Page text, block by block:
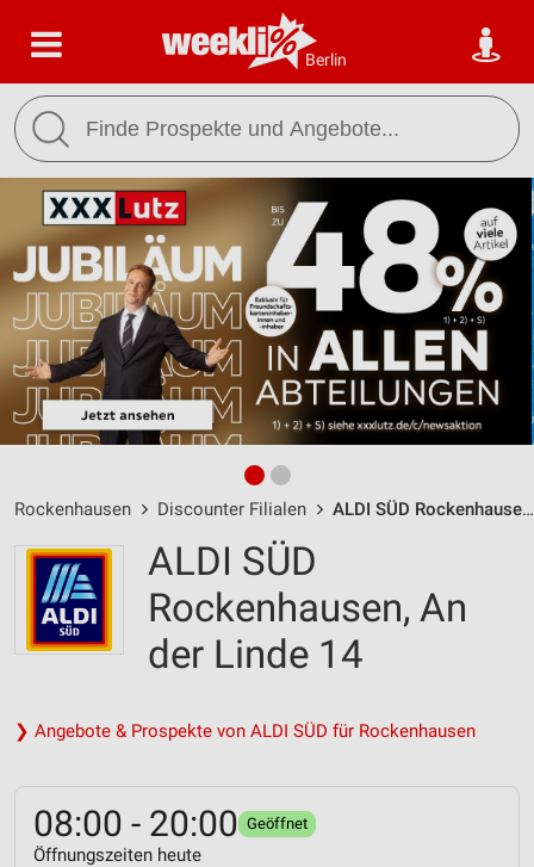
Berlin
Rockenhausen Discounter Filialen ALDI SÜD Rockenhausen / An der Linde 14 - Öffnungszeiten & Adresse
ALDI SÜD
Rockenhausen, An
der Linde 14
❯ Angebote & Prospekte von ALDI SÜD für Rockenhausen
08:00 - 20:00 Geöffnet
Öffnungszeiten heute